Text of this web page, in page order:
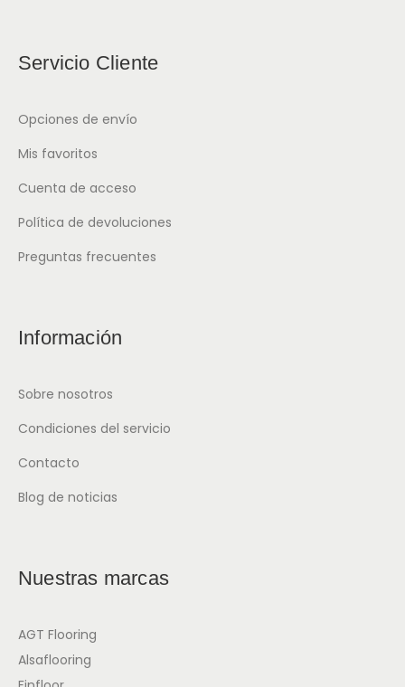
Servicio Cliente
Opciones de envío
Mis favoritos
Cuenta de acceso
Política de devoluciones
Preguntas frecuentes
Información
Sobre nosotros
Condiciones del servicio
Contacto
Blog de noticias
Nuestras marcas
AGT Flooring
Alsaflooring